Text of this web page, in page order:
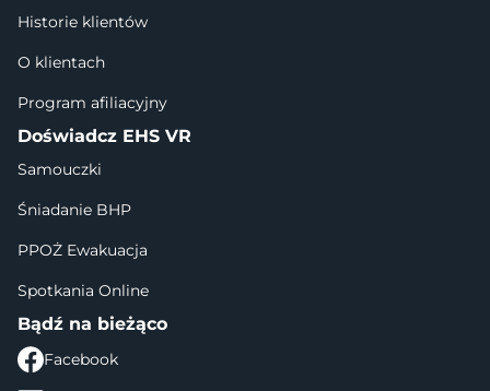
Historie klientów
O klientach
Program afiliacyjny
Doświadcz EHS VR
Samouczki
Śniadanie BHP
PPOŻ Ewakuacja
Spotkania Online
Bądź na bieżąco
Facebook